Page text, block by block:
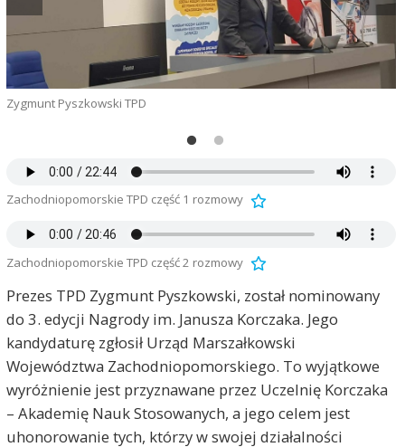
Zygmunt Pyszkowski TPD
Zachodniopomorskie TPD część 1 rozmowy
Zachodniopomorskie TPD część 2 rozmowy
Prezes TPD Zygmunt Pyszkowski, został nominowany
do 3. edycji Nagrody im. Janusza Korczaka. Jego
kandydaturę zgłosił Urząd Marszałkowski
Województwa Zachodniopomorskiego. To wyjątkowe
wyróżnienie jest przyznawane przez Uczelnię Korczaka
– Akademię Nauk Stosowanych, a jego celem jest
uhonorowanie tych, którzy w swojej działalności